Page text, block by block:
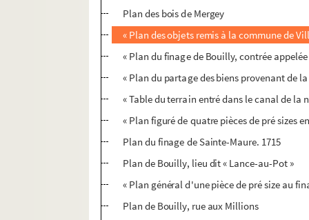
Plan des bois de Mergey
« Plan des objets remis à la commune de
« Plan du finage de Bouilly, contrée
« Plan du partage des biens provenant de
« Table du terrain entré dans le canal de la
« Plan figuré de quatre pièces de pré sizes
Plan du finage de Sainte-Maure. 1715
Plan de Bouilly, lieu dit « Lance-au-Pot »
« Plan général d'une pièce de pré size au
Plan de Bouilly, rue aux Millions